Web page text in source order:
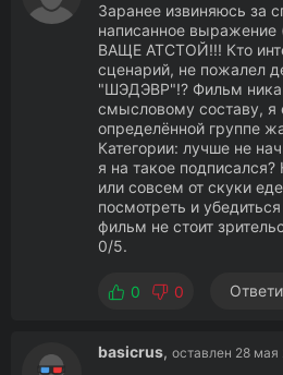
Заранее извиняюсь за
написанное выражение
ВАЩЕ АТСТОЙ!!! Кто
сценарий, не пожалел
"ШЭДЭВР"!? Фильм
смысловому составу, я
определённой группе
Категории: лучше не
я на такое
или совсем от скуки
посмотреть и
фильм не стоит
0/5.
0 0
basicrus, оставлен 28 мая